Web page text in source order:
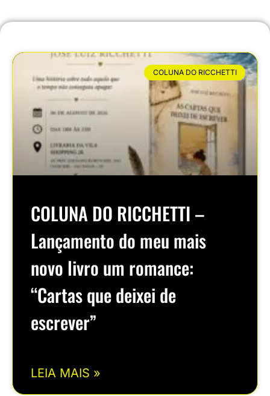
COLUNA DO RICCHETTI
COLUNA DO RICCHETTI –
Lançamento do meu mais
novo livro um romance:
“Cartas que deixei de
escrever”
LEIA MAIS »